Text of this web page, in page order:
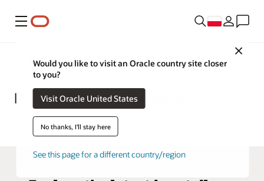
Menu
Close
Would you like to visit an Oracle country site closer
to you?
Visit Oracle United States
No thanks, I'll stay here
See this page for a different country/region
Retail
Retail—Business Insights